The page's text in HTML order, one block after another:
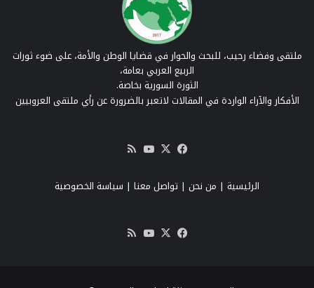
ملتقى وفضاء رحيب، للبحث والحوار في قضايا الوطن والأمة، على ضوء ثورات
الربيع العربي بعامة،
الثورة السورية بخاصة.
الأفكار والآراء الواردة في المقالات لاتعبر بالضرورة عن رأي ملتقى العروبيين
فيسبوك
‫X
‫YouTube
RSS
الرئيسية | من نحن | تواصل معنا | سياسة الخصوصية
فيسبوك
‫X
‫YouTube